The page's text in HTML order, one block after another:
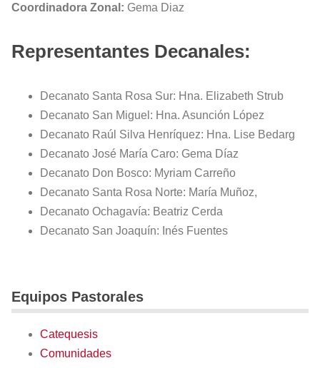
Coordinadora Zonal: Gema Diaz
Representantes Decanales:
Decanato Santa Rosa Sur: Hna. Elizabeth Strub
Decanato San Miguel: Hna. Asunción López
Decanato Raúl Silva Henríquez: Hna. Lise Bedarg
Decanato José María Caro: Gema Díaz
Decanato Don Bosco: Myriam Carreño
Decanato Santa Rosa Norte: María Muñoz,
Decanato Ochagavía: Beatriz Cerda
Decanato San Joaquín: Inés Fuentes
Equipos Pastorales
Catequesis
Comunidades